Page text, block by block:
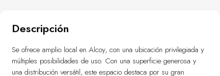
Descripción
Se ofrece amplio local en Alcoy, con una ubicación privilegiada y
múltiples posibilidades de uso. Con una superficie generosa y
una distribución versátil, este espacio destaca por su gran